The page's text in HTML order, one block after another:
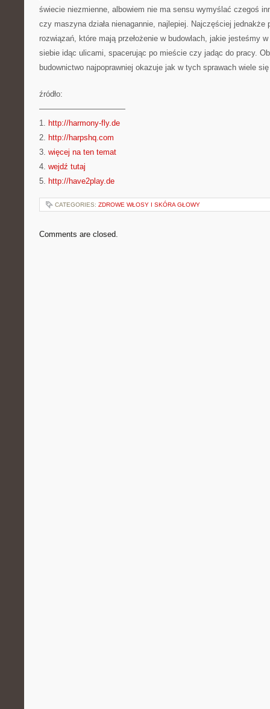
świecie niezmienne, albowiem nie ma sensu wymyślać czegoś
czy maszyna działa nienagannie, najlepiej. Najczęściej jednakże
rozwiązań, które mają przełożenie w budowlach, jakie jesteśmy
siebie idąc ulicami, spacerując po mieście czy jadąc do pracy.
budownictwo najpoprawniej okazuje jak w tych sprawach wiele się
źródło:
———————————
1. http://harmony-fly.de
2. http://harpshq.com
3. więcej na ten temat
4. wejdź tutaj
5. http://have2play.de
CATEGORIES: ZDROWE WŁOSY I SKÓRA GŁOWY
Comments are closed.